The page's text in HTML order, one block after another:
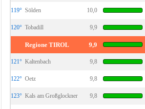
119° Sölden 10,0
120° Tobadill 9,9
Regione TIROL 9,9
121° Kaltenbach 9,8
122° Oetz 9,8
123° Kals am Großglockner 9,8